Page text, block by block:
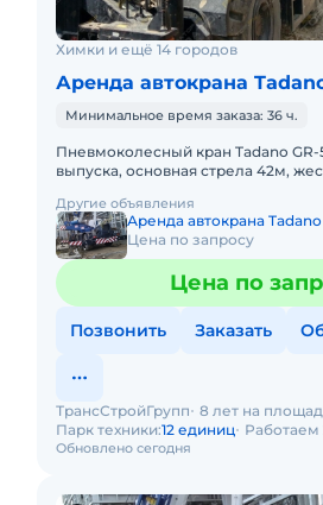
Химки и ещё 14 городов
Аренда автокрана
Минимальное время заказа: 36 ч.
Пневмоколесный кран Tadano GR-
выпуска, основная стрела 42м,
дорогам общего
Другие объявления
Аренда автокрана Tadano
Цена по запросу
Цена по
Позвонить Заказать
Обновлено сегодня
ТрансСтройГрупп 8 лет на
Парк техники:12 единиц Работаем